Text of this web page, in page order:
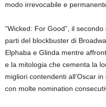
modo irrevocabile e
“Wicked: For Good”, il
parti del blockbuster di
Elphaba e Glinda mentre
e la mitologia che cementa la
migliori contendenti all’Oscar
con molte nomination